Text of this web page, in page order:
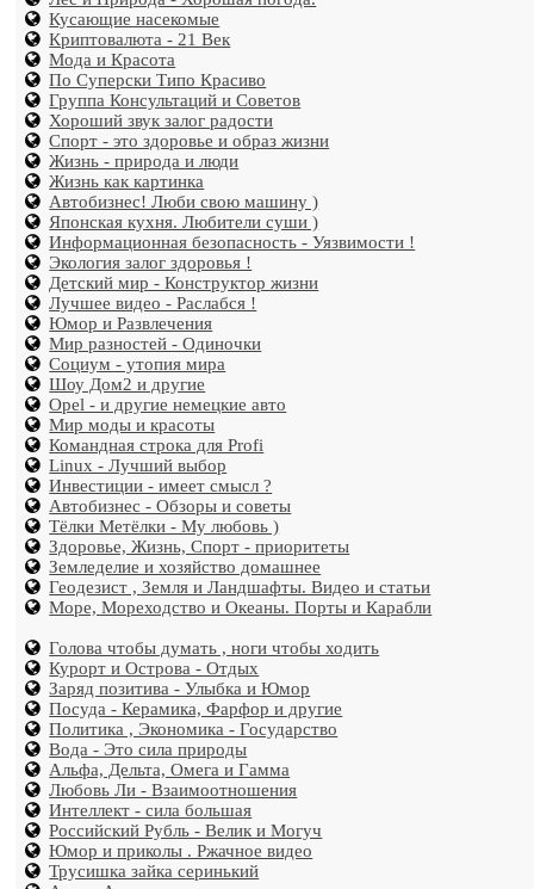
Кусающие насекомые
Криптовалюта - 21 Век
Мода и Красота
По Суперски Типо Красиво
Группа Консультаций и Советов
Хороший звук залог радости
Спорт - это здоровье и образ жизни
Жизнь - природа и люди
Жизнь как картинка
Автобизнес! Люби свою машину )
Японская кухня. Любители суши )
Информационная безопасность - Уязвимости !
Экология залог здоровья !
Детский мир - Конструктор жизни
Лучшее видео - Раслабся !
Юмор и Развлечения
Мир разностей - Одиночки
Социум - утопия мира
Шоу Дом2 и другие
Opel - и другие немецкие авто
Мир моды и красоты
Командная строка для Profi
Linux - Лучший выбор
Инвестиции - имеет смысл ?
Автобизнес - Обзоры и советы
Тёлки Метёлки - Му любовь )
Здоровье, Жизнь, Спорт - приоритеты
Земледелие и хозяйство домашнее
Геодезист , Земля и Ландшафты. Видео и статьи
Море, Мореходство и Океаны. Порты и Карабли
Голова чтобы думать , ноги чтобы ходить
Курорт и Острова - Отдых
Заряд позитива - Улыбка и Юмор
Посуда - Керамика, Фарфор и другие
Политика , Экономика - Государство
Вода - Это сила природы
Альфа, Дельта, Омега и Гамма
Любовь Ли - Взаимоотношения
Интеллект - сила большая
Российский Рубль - Велик и Могуч
Юмор и приколы . Ржачное видео
Трусишка зайка серинький